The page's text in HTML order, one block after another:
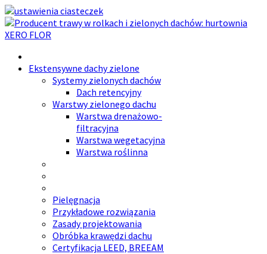
Ekstensywne dachy zielone
Systemy zielonych dachów
Dach retencyjny
Warstwy zielonego dachu
Warstwa drenażowo-
filtracyjna
Warstwa wegetacyjna
Warstwa roślinna
Pielęgnacja
Przykładowe rozwiązania
Zasady projektowania
Obróbka krawędzi dachu
Certyfikacja LEED, BREEAM